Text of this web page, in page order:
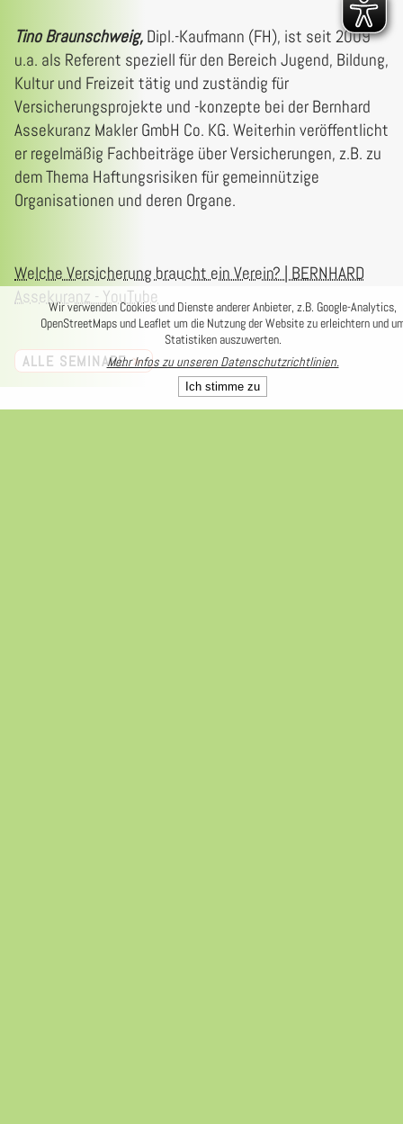
Wir verwenden Cookies und Dienste anderer Anbieter, z.B. Google-Analytics,
OpenStreetMaps und Leaflet um die Nutzung der Website zu erleichtern und
Statistiken auszuwerten.
Mehr Infos zu unseren Datenschutzrichtlinien.
Ich stimme zu
Tino Braunschweig, Dipl.-Kaufmann (FH), ist seit 2009
u.a. als Referent speziell für den Bereich Jugend, Bildung,
Kultur und Freizeit tätig und zuständig für
Versicherungsprojekte und -konzepte bei der Bernhard
Assekuranz Makler GmbH Co. KG. Weiterhin veröffentlicht
er regelmäßig Fachbeiträge über Versicherungen, z.B. zu
dem Thema Haftungsrisiken für gemeinnützige
Organisationen und deren Organe.
Welche Versicherung braucht ein Verein? | BERNHARD
Assekuranz - YouTube
ALLE SEMINARE➢